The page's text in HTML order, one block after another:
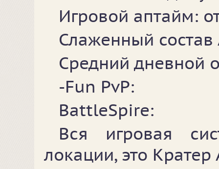
Игровой аптайм:
Слаженный
Средний дневной
-Fun PvP:
BattleSpire:
Вся игровая
локации, это